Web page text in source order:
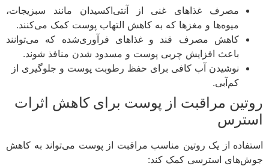
مصرف غذاهای غنی از آنتی‌اکسیدان مانند سبزیجات،
میوه‌ها و مغزها که به کاهش التهاب پوست کمک می‌کنند.
کاهش مصرف قند و غذاهای فرآوری‌شده که می‌توانند
باعث افزایش چربی پوست و مسدود شدن منافذ شوند.
نوشیدن آب کافی برای حفظ رطوبت پوست و جلوگیری از
کم‌آبی.
مراقبت از پوست برای کاهش اثرات
از یک روتین مناسب مراقبت از پوست می‌تواند به کاهش
استرسی کمک کند: